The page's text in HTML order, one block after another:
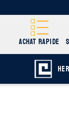
ACHAT RAPIDE